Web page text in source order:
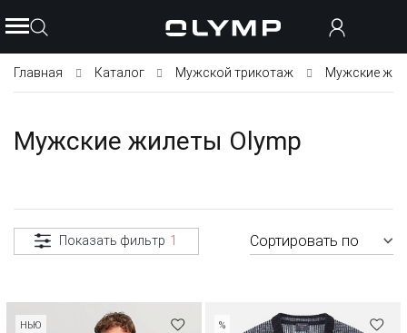
Главная Каталог Мужской трикотаж Мужские
Мужские жилеты Olymp
Показать фильтр 1 Сортировать по
НЬЮ %